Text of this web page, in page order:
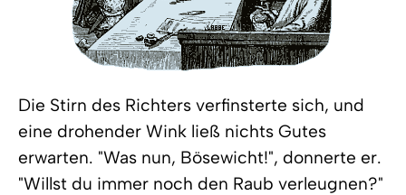
Die Stirn des Richters verfinsterte sich, und
eine drohender Wink ließ nichts Gutes
erwarten. "Was nun, Bösewicht!", donnerte er.
"Willst du immer noch den Raub verleugnen?"